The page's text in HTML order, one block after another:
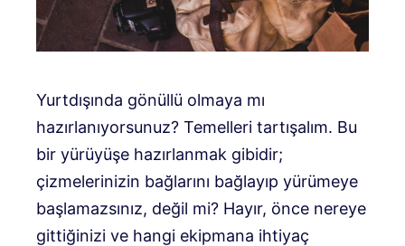
Yurtdışında gönüllü olmaya mı
hazırlanıyorsunuz? Temelleri tartışalım. Bu
bir yürüyüşe hazırlanmak gibidir;
çizmelerinizin bağlarını bağlayıp yürümeye
başlamazsınız, değil mi? Hayır, önce nereye
gittiğinizi ve hangi ekipmana ihtiyaç